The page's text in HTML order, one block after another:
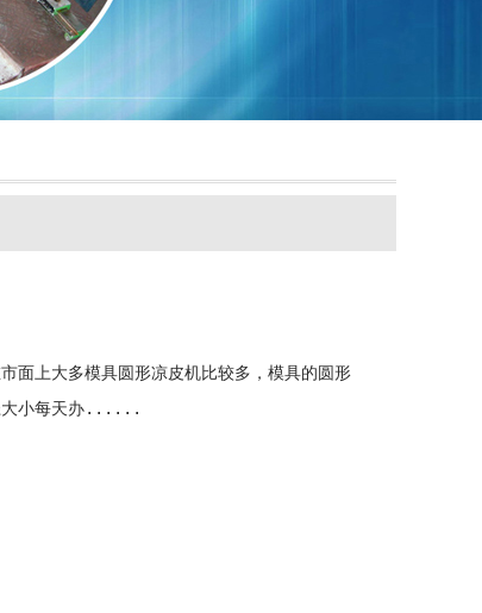
面上大多模具圆形凉皮机比较多，模具的圆形
大小每天办......